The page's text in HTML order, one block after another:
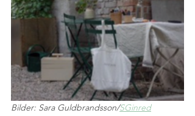
Bilder: Sara Guldbrandsson/SGinred